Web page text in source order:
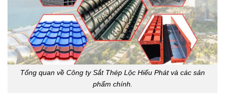
Tổng quan về Công ty Sắt Thép Lộc Hiếu Phát và các sản
phẩm chính.